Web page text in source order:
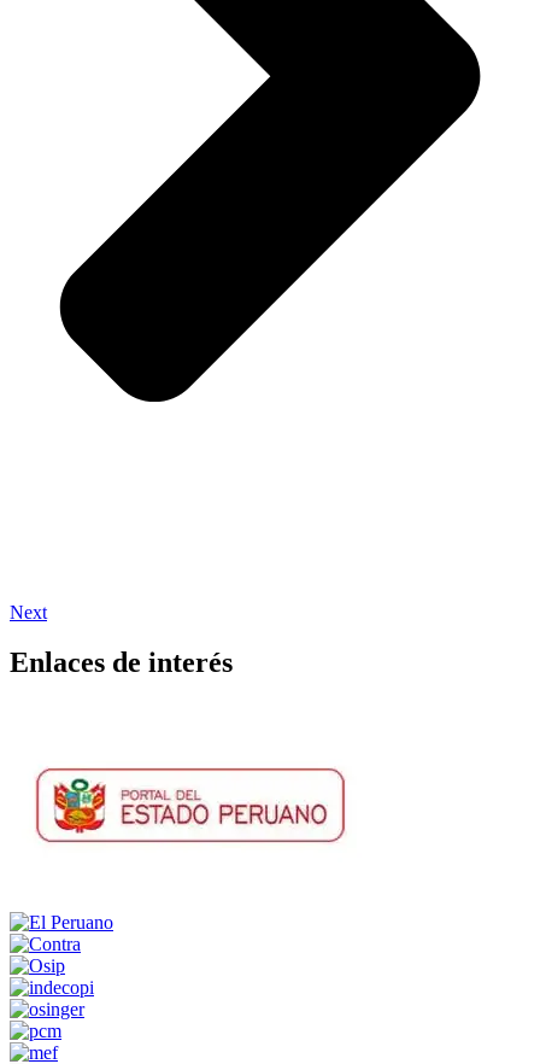
Next
Enlaces de interés